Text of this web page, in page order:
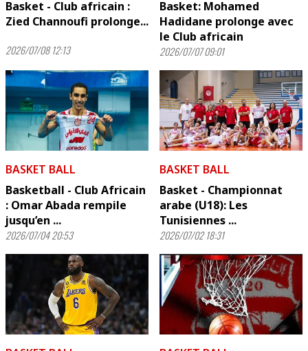
Basket - Club africain :
Zied Channoufi prolonge...
2026/07/08 12:13
Basket: Mohamed
Hadidane prolonge avec
le Club africain
2026/07/07 09:01
BASKET BALL
Basketball - Club Africain
: Omar Abada rempile
jusqu’en ...
2026/07/04 20:53
BASKET BALL
Basket - Championnat
arabe (U18): Les
Tunisiennes ...
2026/07/02 18:31